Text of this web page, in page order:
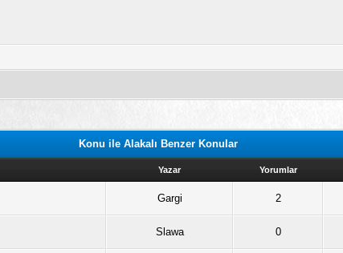
Konu ile Alakalı Benzer Konular
Yazar Yorumlar
Gargi 2
Slawa 0